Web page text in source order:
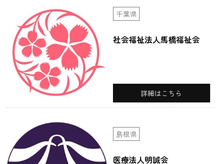
千葉県
社会福祉法人馬橋福祉会
詳細はこちら
島根県
医療法人明誠会